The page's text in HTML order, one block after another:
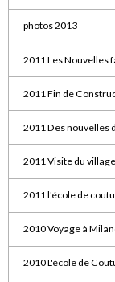
photos 2013
2011 Les Nouvelles
2011 Fin de
2011 Des nouvelles
2011 Visite du
2011 l'école de
2010 Voyage à
2010 L'école de